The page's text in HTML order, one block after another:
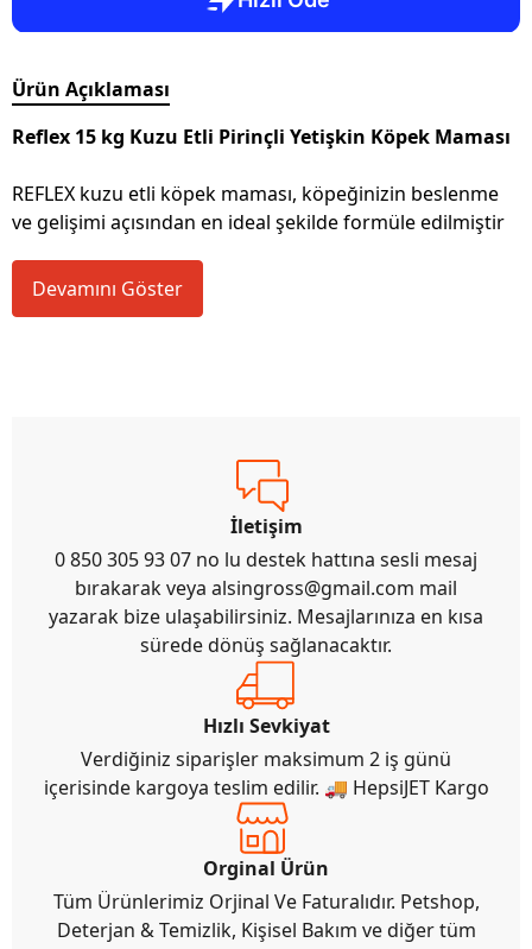
Ürün Açıklaması
Reflex 15 kg Kuzu Etli Pirinçli Yetişkin Köpek Maması
REFLEX kuzu etli köpek maması, köpeğinizin beslenme
ve gelişimi açısından en ideal şekilde formüle edilmiştir
Devamını Göster
İletişim
0 850 305 93 07 no lu destek hattına sesli mesaj
bırakarak veya alsingross@gmail.com mail
yazarak bize ulaşabilirsiniz. Mesajlarınıza en kısa
sürede dönüş sağlanacaktır.
Hızlı Sevkiyat
Verdiğiniz siparişler maksimum 2 iş günü
içerisinde kargoya teslim edilir. 🚚 HepsiJET Kargo
Orginal Ürün
Tüm Ürünlerimiz Orjinal Ve Faturalıdır. Petshop,
Deterjan & Temizlik, Kişisel Bakım ve diğer tüm